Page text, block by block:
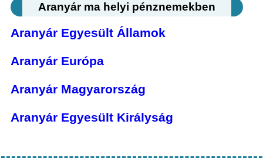
Aranyár ma helyi pénznemekben
Aranyár Egyesült Államok
Aranyár Európa
Aranyár Magyarország
Aranyár Egyesült Királyság